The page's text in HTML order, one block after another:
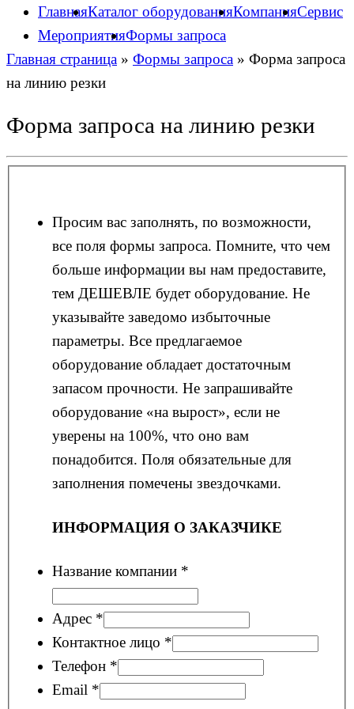
ГлавнаяКаталог оборудованияКомпанияСервис
МероприятияФормы запроса
Главная страница » Формы запроса » Форма запроса
на линию резки
Форма запроса на линию резки
Просим вас заполнять, по возможности,
все поля формы запроса. Помните, что чем
больше информации вы нам предоставите,
тем ДЕШЕВЛЕ будет оборудование. Не
указывайте заведомо избыточные
параметры. Все предлагаемое
оборудование обладает достаточным
запасом прочности. Не запрашивайте
оборудование «на вырост», если не
уверены на 100%, что оно вам
понадобится. Поля обязательные для
заполнения помечены звездочками.
ИНФОРМАЦИЯ О ЗАКАЗЧИКЕ
Название компании *
Адрес *
Контактное лицо *
Телефон *
Email *